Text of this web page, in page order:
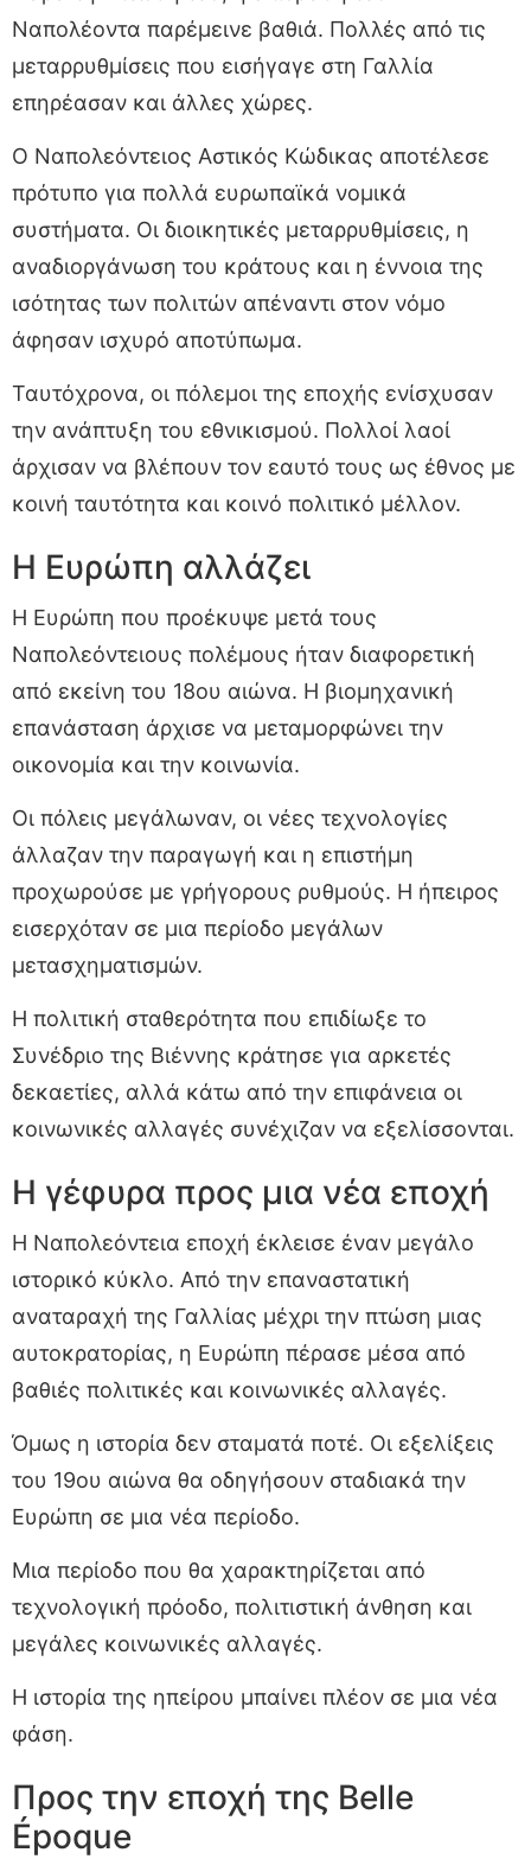
Ναπολέοντα παρέμεινε βαθιά. Πολλές από τις
μεταρρυθμίσεις που εισήγαγε στη Γαλλία
επηρέασαν και άλλες χώρες.
Ο Ναπολεόντειος Αστικός Κώδικας αποτέλεσε
πρότυπο για πολλά ευρωπαϊκά νομικά
συστήματα. Οι διοικητικές μεταρρυθμίσεις, η
αναδιοργάνωση του κράτους και η έννοια της
ισότητας των πολιτών απέναντι στον νόμο
άφησαν ισχυρό αποτύπωμα.
Ταυτόχρονα, οι πόλεμοι της εποχής ενίσχυσαν
την ανάπτυξη του εθνικισμού. Πολλοί λαοί
άρχισαν να βλέπουν τον εαυτό τους ως έθνος με
κοινή ταυτότητα και κοινό πολιτικό μέλλον.
Η Ευρώπη αλλάζει
Η Ευρώπη που προέκυψε μετά τους
Ναπολεόντειους πολέμους ήταν διαφορετική
από εκείνη του 18ου αιώνα. Η βιομηχανική
επανάσταση άρχισε να μεταμορφώνει την
οικονομία και την κοινωνία.
Οι πόλεις μεγάλωναν, οι νέες τεχνολογίες
άλλαζαν την παραγωγή και η επιστήμη
προχωρούσε με γρήγορους ρυθμούς. Η ήπειρος
εισερχόταν σε μια περίοδο μεγάλων
μετασχηματισμών.
Η πολιτική σταθερότητα που επιδίωξε το
Συνέδριο της Βιέννης κράτησε για αρκετές
δεκαετίες, αλλά κάτω από την επιφάνεια οι
κοινωνικές αλλαγές συνέχιζαν να εξελίσσονται.
Η γέφυρα προς μια νέα εποχή
Η Ναπολεόντεια εποχή έκλεισε έναν μεγάλο
ιστορικό κύκλο. Από την επαναστατική
αναταραχή της Γαλλίας μέχρι την πτώση μιας
αυτοκρατορίας, η Ευρώπη πέρασε μέσα από
βαθιές πολιτικές και κοινωνικές αλλαγές.
Όμως η ιστορία δεν σταματά ποτέ. Οι εξελίξεις
του 19ου αιώνα θα οδηγήσουν σταδιακά την
Ευρώπη σε μια νέα περίοδο.
Μια περίοδο που θα χαρακτηρίζεται από
τεχνολογική πρόοδο, πολιτιστική άνθηση και
μεγάλες κοινωνικές αλλαγές.
Η ιστορία της ηπείρου μπαίνει πλέον σε μια νέα
φάση.
Προς την εποχή της Belle
Époque